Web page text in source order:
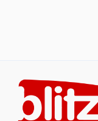
content